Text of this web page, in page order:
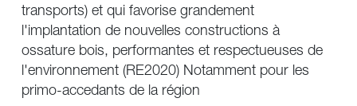
transports) et qui favorise grandement
l'implantation de nouvelles constructions à
ossature bois, performantes et respectueuses de
primo-accedants de la région